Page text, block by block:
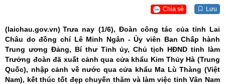
Chia sẻ Lưu
(laichau.gov.vn) Trưa nay (1/6), Đoàn công tác của tỉnh Lai
Châu do đồng chí Lê Minh Ngân - Ủy viên Ban Chấp hành
Trung ương Đảng, Bí thư Tỉnh ủy, Chủ tịch HĐND tỉnh làm
Trưởng đoàn đã xuất cảnh qua cửa khẩu Kim Thủy Hà (Trung
Quốc), nhập cảnh về nước qua cửa khẩu Ma Lù Thàng (Việt
Nam), kết thúc tốt đẹp chuyến thăm và làm việc tỉnh Vân Nam